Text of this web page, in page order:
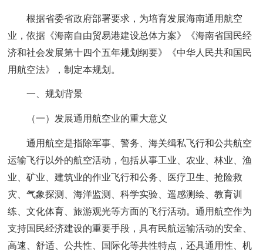
根据省委省政府部署要求，为培育发展海南通用航空
业，依据《海南自由贸易港建设总体方案》《海南省国民经
济和社会发展第十四个五年规划纲要》《中华人民共和国民
用航空法》，制定本规划。
一、规划背景
（一）发展通用航空业的重大意义
通用航空是指除军事、警务、海关缉私飞行和公共航空
运输飞行以外的航空活动，包括从事工业、农业、林业、渔
业、矿业、建筑业的作业飞行和公务、医疗卫生、抢险救
灾、气象探测、海洋监测、科学实验、遥感测绘、教育训
练、文化体育、旅游观光等方面的飞行活动。通用航空作为
支持国民经济建设的重要手段，具有民航运输活动的安全、
高速、舒适、公共性、国际化等共性特点，还具通用性、机